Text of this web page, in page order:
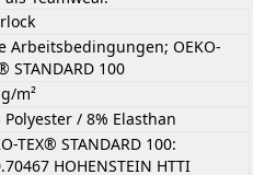
Arbeitsbedingungen; OEKO-
STANDARD 100
m²
Polyester / 8% Elasthan
TEX® STANDARD 100:
HOHENSTEIN HTTI